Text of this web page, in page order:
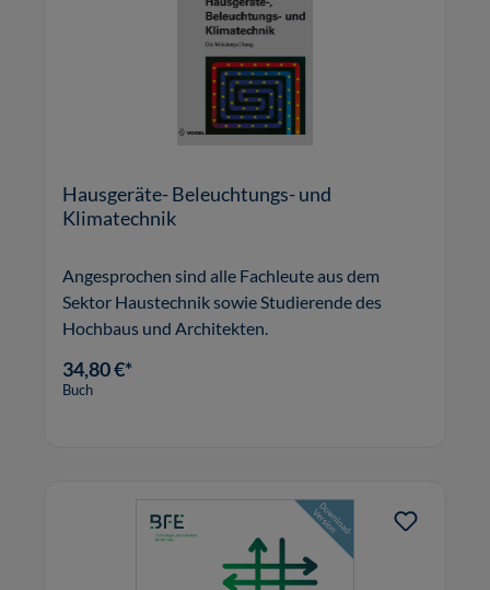
Hausgeräte- Beleuchtungs- und
Klimatechnik
Angesprochen sind alle Fachleute aus dem
Sektor Haustechnik sowie Studierende des
Hochbaus und Architekten.
34,80 €*
Buch